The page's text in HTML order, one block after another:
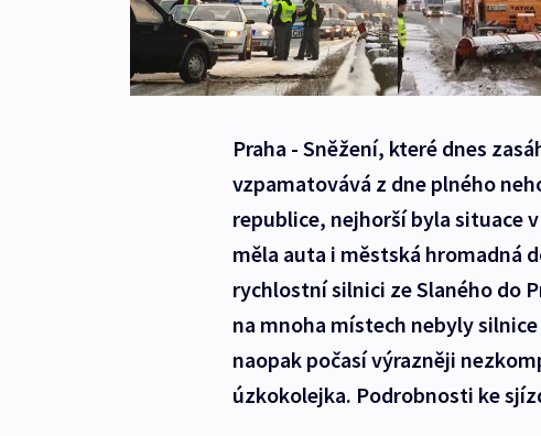
Praha - Sněžení, které dnes
vzpamatovává z dne plného
republice, nejhorší byla situace
měla auta i městská hromadná
rychlostní silnici ze Slaného do
na mnoha místech nebyly
naopak počasí výrazněji
úzkokolejka. Podrobnosti ke